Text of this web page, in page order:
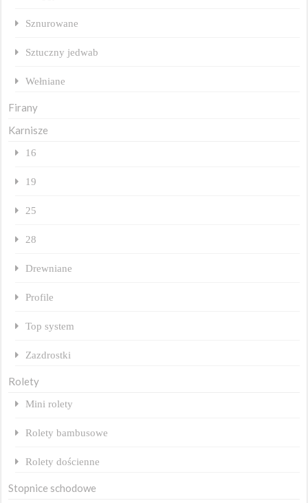
Sznurowane
Sztuczny jedwab
Wełniane
Firany
Karnisze
16
19
25
28
Drewniane
Profile
Top system
Zazdrostki
Rolety
Mini rolety
Rolety bambusowe
Rolety dościenne
Stopnice schodowe